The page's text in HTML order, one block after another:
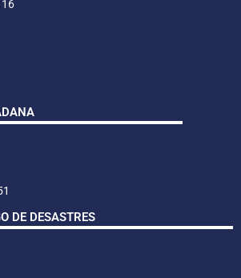
DE DESASTRES